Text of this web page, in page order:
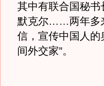
其中有联合国秘
默克尔……两年多
信，宣传中国人的
间外交家”。